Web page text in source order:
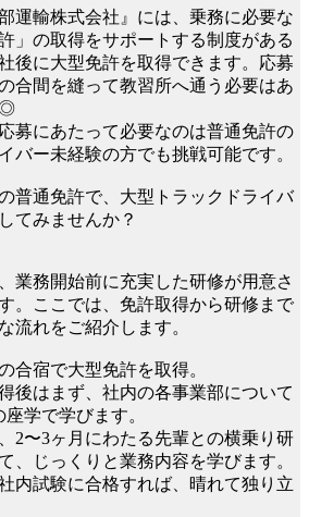
部運輸株式会社』には、乗務に必要な
許」の取得をサポートする制度がある
後に大型免許を取得できます。応募
合間を縫って教習所へ通う必要はあ
◎
募にあたって必要なのは普通免許の
バー未経験の方でも挑戦可能です。
普通免許で、大型トラックドライバ
てみませんか？
業務開始前に充実した研修が用意さ
。ここでは、免許取得から研修まで
流れをご紹介します。
合宿で大型免許を取得。
後はまず、社内の各事業部について
学で学びます。
2〜3ヶ月にわたる先輩との横乗り研
、じっくりと業務内容を学びます。
内試験に合格すれば、晴れて独り立